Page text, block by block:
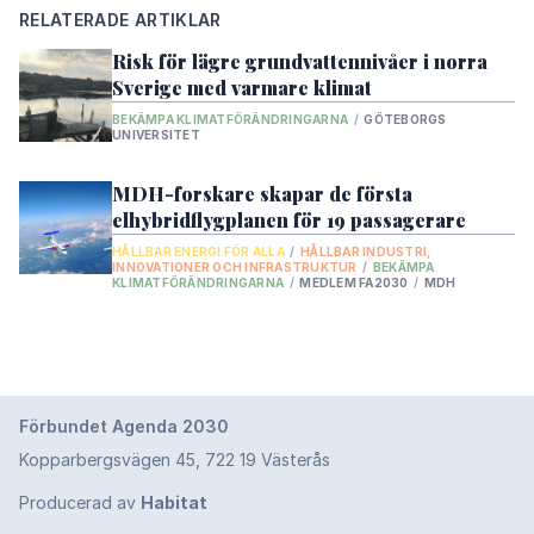
GLOBALA MÅL
1. Ingen fattigdom
3. God hälsa och välbefinnande
4. God utbildning för alla
8. Anständiga arbetsvillkor och ekonomisk
tillväxt
9. Hållbar industri, innovationer och
RELATERADE ARTIKLAR
Risk för lägre grundvattennivåer i norra
Sverige med varmare klimat
BEKÄMPA KLIMATFÖRÄNDRINGARNA / GÖTEBORGS
UNIVERSITET
MDH-forskare skapar de första
elhybridflygplanen för 19 passagerare
HÅLLBAR ENERGI FÖR ALLA / HÅLLBAR INDUSTRI,
INNOVATIONER OCH INFRASTRUKTUR / BEKÄMPA
KLIMATFÖRÄNDRINGARNA / MEDLEM FA2030 / MDH
Förbundet Agenda 2030
Kopparbergsvägen 45, 722 19 Västerås
Producerad av Habitat